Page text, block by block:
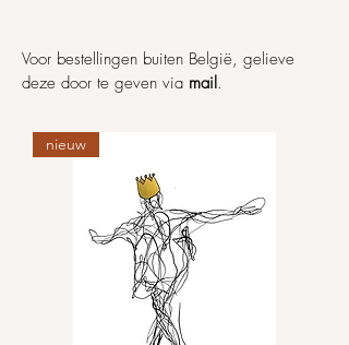
Voor bestellingen buiten België, gelieve
deze door te geven via mail.
nieuw